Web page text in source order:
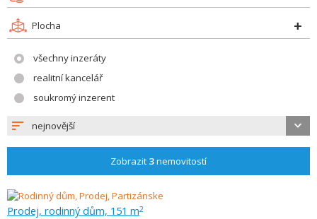
Plocha
všechny inzeráty
realitní kancelář
soukromý inzerent
nejnovější
Zobrazit 3nemovitostí
Prodej, rodinný dům, 151 m2